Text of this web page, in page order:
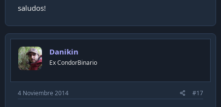
saludos!
Danikin
Ex CondorBinario
4 Noviembre 2014 #17